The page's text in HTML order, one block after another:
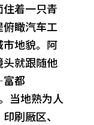
着一只青
瞰汽车工
地貌。阿
就跟随他
都
当地熟为人
刷厰区、